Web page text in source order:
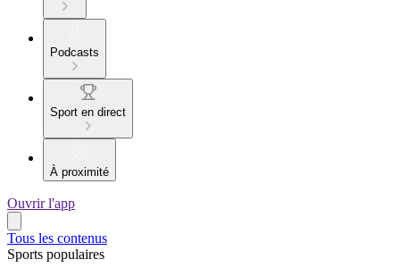
Podcasts
Sport en direct
À proximité
Ouvrir l'app
Tous les contenus
Sports populaires